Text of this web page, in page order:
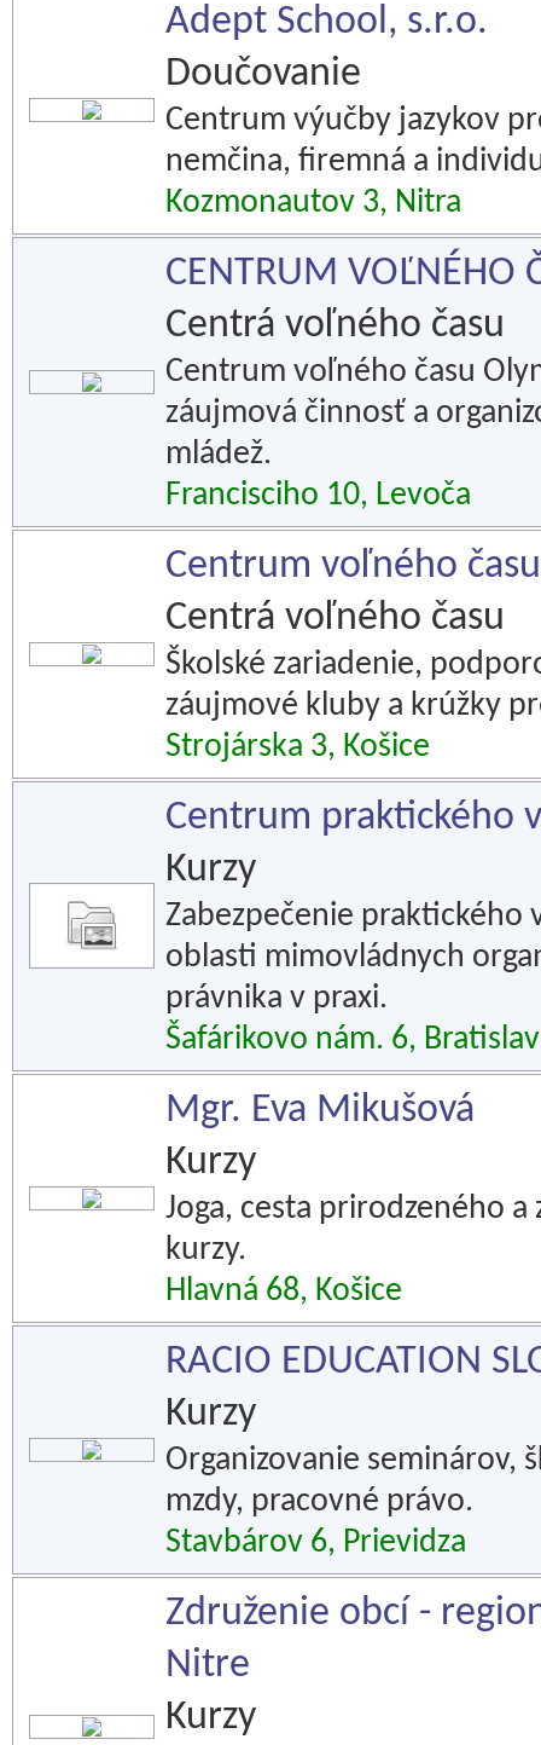
Adept School, s.r.o.
Doučovanie
Centrum výučby jazykov
nemčina, firemná a
Kozmonautov 3, Nitra
CENTRUM VOĽNÉHO
Centrá voľného času
Centrum voľného času
záujmová činnosť a
mládež.
Francisciho 10, Levoča
Centrum voľného
Centrá voľného času
Školské zariadenie,
záujmové kluby a krúžky
Strojárska 3, Košice
Centrum praktického
Kurzy
Zabezpečenie praktického
oblasti mimovládnych
právnika v praxi.
Šafárikovo nám. 6,
Mgr. Eva Mikušová
Kurzy
Joga, cesta prirodzeného
kurzy.
Hlavná 68, Košice
RACIO EDUCATION
Kurzy
Organizovanie seminárov,
mzdy, pracovné právo.
Stavbárov 6, Prievidza
Združenie obcí -
Nitre
Kurzy